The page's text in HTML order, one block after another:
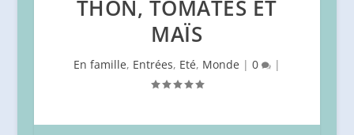
THON, TOMATES ET
MAÏS
En famille, Entrées, Eté, Monde | 0 |